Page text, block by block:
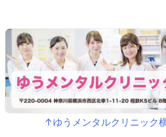
↑ゆうメンタルクリニック